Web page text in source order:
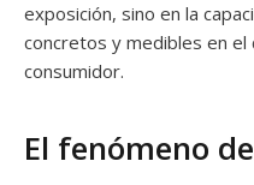
exposición, sino en la
concretos y medibles en
consumidor.
El fenómeno